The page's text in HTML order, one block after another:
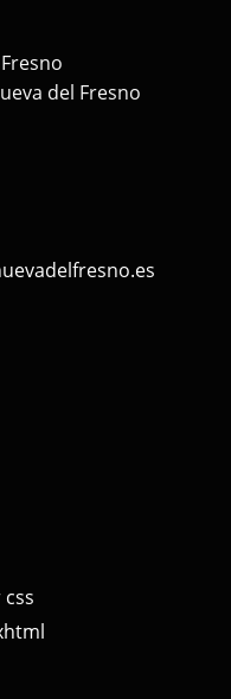
del Fresno